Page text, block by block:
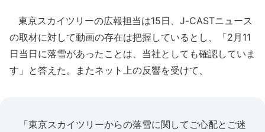
東京スカイツリーの広報担当は15日、J-CASTニュース
の取材に対して動画の存在は把握しているとし、「2月11
日当日に落雪があったことは、当社としても確認していま
す」と答えた。またネット上の反響を受けて、
「東京スカイツリーからの落雪に関してご心配とご迷